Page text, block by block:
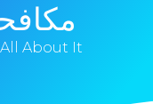
About It